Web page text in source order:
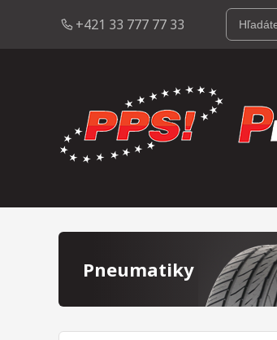
+421 33 777 77 33
Pneumatiky